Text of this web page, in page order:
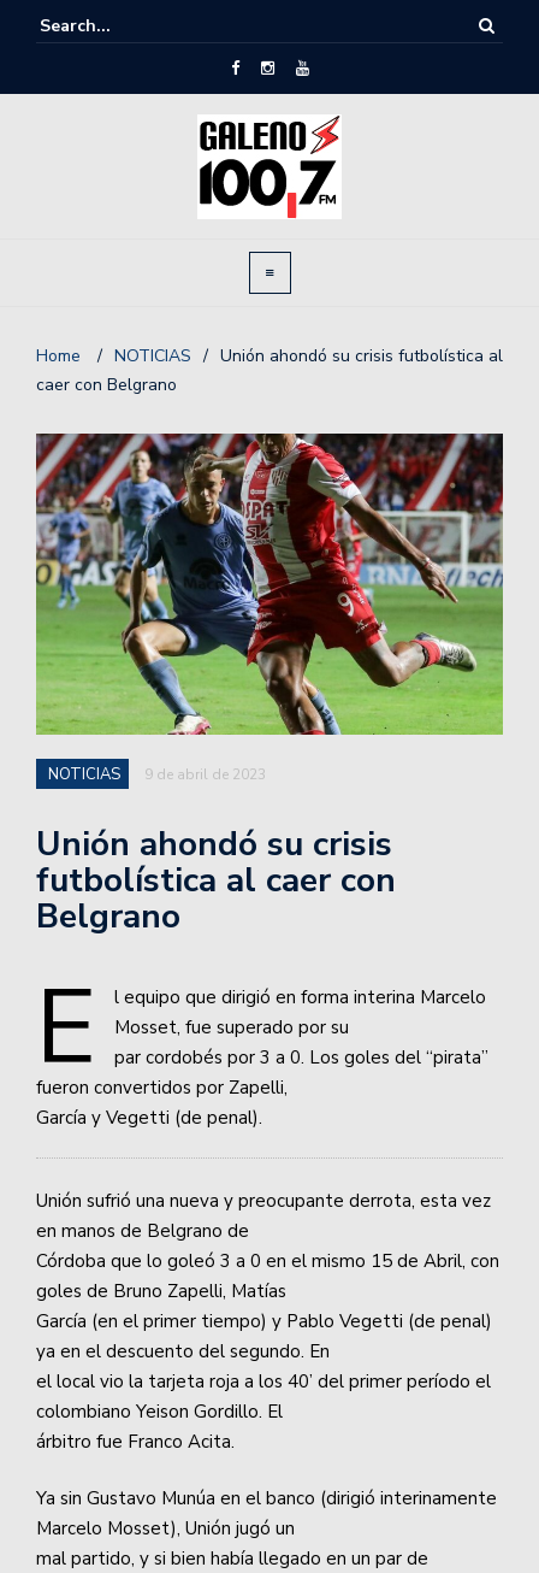
Home / NOTICIAS / Unión ahondó su crisis futbolística al
caer con Belgrano
NOTICIAS 9 de abril de 2023
Unión ahondó su crisis
futbolística al caer con
Belgrano
E
l equipo que dirigió en forma interina Marcelo
Mosset, fue superado por su
par cordobés por 3 a 0. Los goles del “pirata”
fueron convertidos por Zapelli,
García y Vegetti (de penal).
Unión sufrió una nueva y preocupante derrota, esta vez
en manos de Belgrano de
Córdoba que lo goleó 3 a 0 en el mismo 15 de Abril, con
goles de Bruno Zapelli, Matías
García (en el primer tiempo) y Pablo Vegetti (de penal)
ya en el descuento del segundo. En
el local vio la tarjeta roja a los 40’ del primer período el
colombiano Yeison Gordillo. El
árbitro fue Franco Acita.
Ya sin Gustavo Munúa en el banco (dirigió interinamente
Marcelo Mosset), Unión jugó un
mal partido, y si bien había llegado en un par de